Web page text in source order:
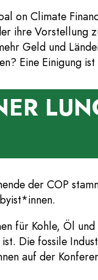
on Climate
ihre Vorstellung
Geld und
Eine Einigung
der COP
für Kohle, Öl
Die fossile
auf der